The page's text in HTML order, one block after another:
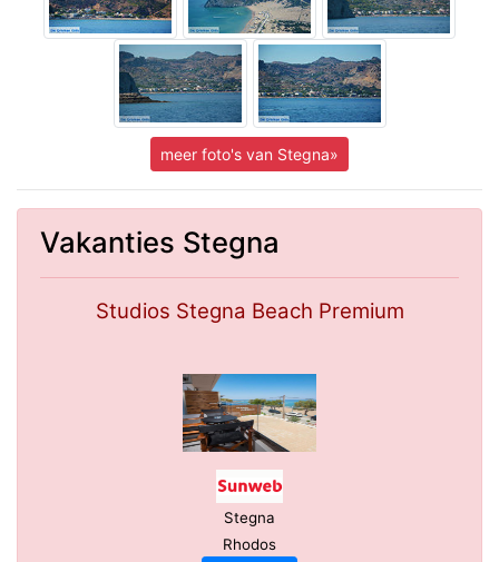
meer foto's van Stegna»
Vakanties Stegna
Studios Stegna Beach Premium
Stegna
Rhodos